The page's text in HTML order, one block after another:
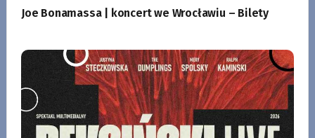
Joe Bonamassa | koncert we Wrocławiu – Bilety